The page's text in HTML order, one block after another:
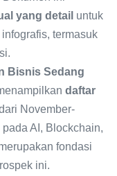
yang detail untuk
termasuk
Bisnis Sedang
daftar
November-
AI, Blockchain,
fondasi
ini.